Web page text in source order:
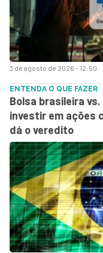
3 de agosto de 2026 - 12:50
ENTENDA O QUE FAZER
Bolsa brasileira
investir em ações
dá o veredito